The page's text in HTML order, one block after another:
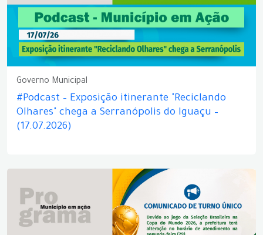
Governo Municipal
#Podcast – Exposição itinerante "Reciclando
Olhares" chega a Serranópolis do Iguaçu –
(17.07.2026)